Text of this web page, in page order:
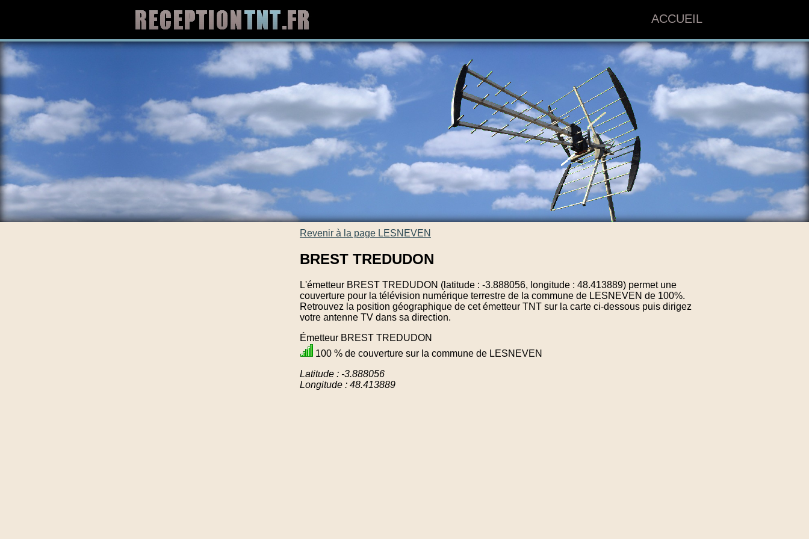
ACCUEIL
Revenir à la page LESNEVEN
BREST TREDUDON
L'émetteur BREST TREDUDON (latitude : -3.888056, longitude : 48.413889) permet une
couverture pour la télévision numérique terrestre de la commune de LESNEVEN de 100%.
Retrouvez la position géographique de cet émetteur TNT sur la carte ci-dessous puis dirigez
votre antenne TV dans sa direction.
Émetteur BREST TREDUDON
100 % de couverture sur la commune de LESNEVEN
Latitude : -3.888056
Longitude : 48.413889